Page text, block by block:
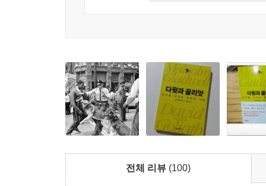
일러준다. 책에서는 거인을 이겨낸 이 시대의 다윗
패스와 드리블, 슛 능력이 완전히 빵점인 농구 선
그것은 약점이 아니었다. 그 약점이 바로 승리의
기존의 승리 법칙을 전복시켰다.
난독증을 겪고 있다는 것이 런던시립대학교의
전체 리뷰 (100)